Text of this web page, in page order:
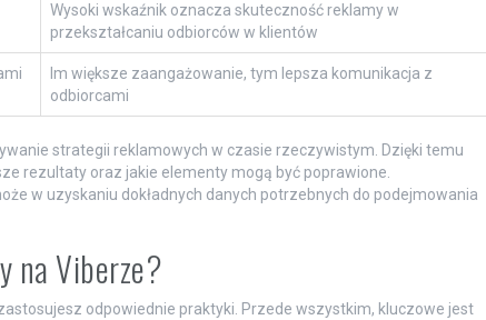
Wysoki wskaźnik oznacza skuteczność reklamy w
przekształcaniu odbiorców w klientów
Im większe zaangażowanie, tym lepsza komunikacja z
odbiorcami
strategii reklamowych w czasie rzeczywistym. Dzięki temu
rezultaty oraz jakie elementy mogą być poprawione.
w uzyskaniu dokładnych danych potrzebnych do podejmowania
na Viberze?
odpowiednie praktyki. Przede wszystkim, kluczowe jest